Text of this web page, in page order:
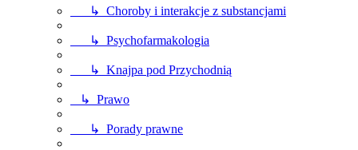
↳ Choroby i interakcje z substancjami
↳ Psychofarmakologia
↳ Knajpa pod Przychodnią
↳ Prawo
↳ Porady prawne